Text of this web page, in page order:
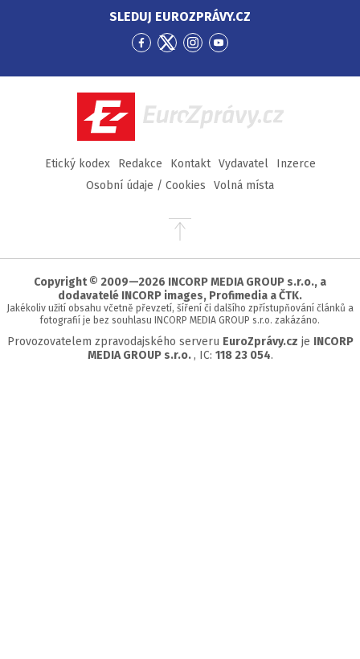
SLEDUJ EUROZPRÁVY.CZ
Přejít
Facebook
Přejít
Twitter
Přejít
Instagram
Přejít
YouTube
EuroZprávy.cz
Etický kodex Redakce Kontakt Vydavatel
Inzerce
Osobní údaje / Cookies
Volná místa
Přejít
stránky
Copyright © 2009—2026 INCORP MEDIA GROUP s.r.o., a
dodavatelé INCORP images, Profimedia a ČTK.
Jakékoliv užití obsahu včetně převzetí, šíření či dalšího zpřístupňování článků a
fotografií je bez souhlasu INCORP MEDIA GROUP s.r.o. zakázáno.
Provozovatelem zpravodajského serveru EuroZprávy.cz je INCORP
MEDIA GROUP s.r.o. , IC: 118 23 054.